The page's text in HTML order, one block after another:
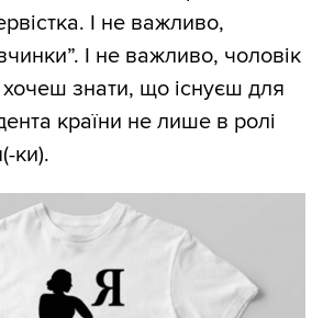
І не важливо,
І не важливо, чоловік
хочеш знати, що існуєш для
країни не лише в ролі
ки).